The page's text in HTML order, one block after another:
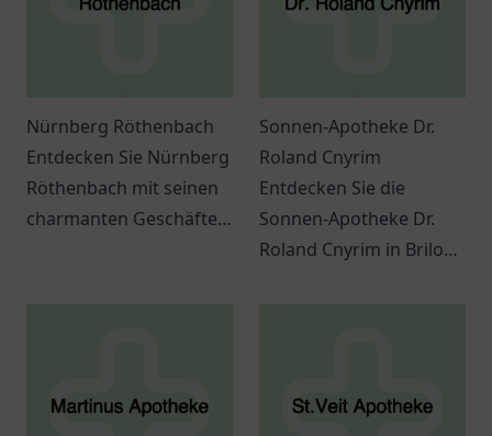
Nürnberg Röthenbach
Entdecken Sie Nürnberg
Röthenbach mit seinen
charmanten Geschäften,
Sonnen-Apotheke Dr.
Roland Cnyrim
Entdecken Sie die
Sonnen-Apotheke Dr.
Roland Cnyrim in Brilon.